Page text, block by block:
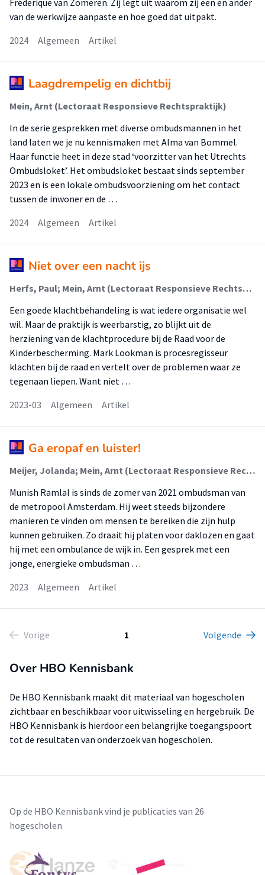
Frederique van Zomeren. Zij legt uit waarom zij een en ander
van de werkwijze aanpaste en hoe goed dat uitpakt.
2024
Algemeen Artikel
Laagdrempelig en dichtbij
Mein, Arnt (Lectoraat Responsieve Rechtspraktijk)
In de serie gesprekken met diverse ombudsmannen in het
land laten we je nu kennismaken met Alma van Bommel.
Haar functie heet in deze stad ‘voorzitter van het Utrechts
Ombudsloket’. Het ombudsloket bestaat sinds september
2023 en is een lokale ombudsvoorziening om het contact
tussen de inwoner en de …
2024
Algemeen Artikel
Niet over een nacht ijs
Herfs, Paul; Mein, Arnt (Lectoraat Responsieve Rechtspraktijk)
Een goede klachtbehandeling is wat iedere organisatie wel
wil. Maar de praktijk is weerbarstig, zo blijkt uit de
herziening van de klachtprocedure bij de Raad voor de
Kinderbescherming. Mark Lookman is procesregisseur
klachten bij de raad en vertelt over de problemen waar ze
tegenaan liepen. Want niet …
2023-03
Algemeen Artikel
Ga eropaf en luister!
Meijer, Jolanda; Mein, Arnt (Lectoraat Responsieve Rechtspraktijk)
Munish Ramlal is sinds de zomer van 2021 ombudsman van
de metropool Amsterdam. Hij weet steeds bijzondere
manieren te vinden om mensen te bereiken die zijn hulp
kunnen gebruiken. Zo draait hij platen voor daklozen en gaat
hij met een ombulance de wijk in. Een gesprek met een
jonge, energieke ombudsman …
2023
Algemeen Artikel
Vorige 1 Volgende
Over HBO Kennisbank
De HBO Kennisbank maakt dit materiaal van hogescholen
zichtbaar en beschikbaar voor uitwisseling en hergebruik. De
HBO Kennisbank is hierdoor een belangrijke toegangspoort
tot de resultaten van onderzoek van hogescholen.
Op de HBO Kennisbank vind je publicaties van 26
hogescholen